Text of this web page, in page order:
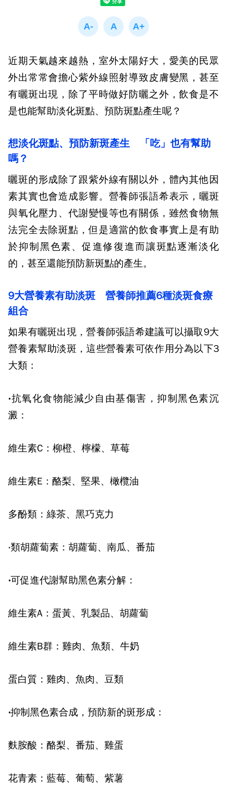
近期天氣越來越熱，室外太陽好大，愛美的民眾
外出常常會擔心紫外線照射導致皮膚變黑，甚至
有曬斑出現，除了平時做好防曬之外，飲食是不
是也能幫助淡化斑點、預防斑點產生呢？
想淡化斑點、預防新斑產生 「吃」也有幫助
嗎？
曬斑的形成除了跟紫外線有關以外，體內其他因
素其實也會造成影響。營養師張語希表示，曬斑
與氧化壓力、代謝變慢等也有關係，雖然食物無
法完全去除斑點，但是適當的飲食事實上是有助
於抑制黑色素、促進修復進而讓斑點逐漸淡化
的，甚至還能預防新斑點的產生。
9大營養素有助淡斑 營養師推薦6種淡斑食療
組合
如果有曬斑出現，營養師張語希建議可以攝取9大
營養素幫助淡斑，這些營養素可依作用分為以下3
大類：
‧抗氧化食物能減少自由基傷害，抑制黑色素沉
澱：
維生素C：柳橙、檸檬、草莓
維生素E：酪梨、堅果、橄欖油
多酚類：綠茶、黑巧克力
‧類胡蘿蔔素：胡蘿蔔、南瓜、番茄
‧可促進代謝幫助黑色素分解：
維生素A：蛋黃、乳製品、胡蘿蔔
維生素B群：雞肉、魚類、牛奶
蛋白質：雞肉、魚肉、豆類
‧抑制黑色素合成，預防新的斑形成：
麩胺酸：酪梨、番茄、雞蛋
花青素：藍莓、葡萄、紫薯